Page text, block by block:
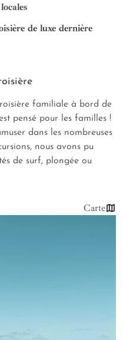
de luxe dernière
familiale à bord de
pensé pour les familles !
dans les nombreuses
nous avons pu
de surf, plongée ou
Carte